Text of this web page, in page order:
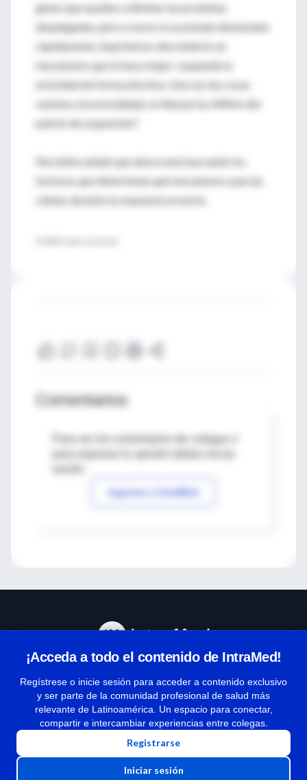
genes que ayuden a eliminar las proteínas
desplegadas, pero a veces se acumulan demasiado
rápidamente. Aquí hemos descubierto un
mecanismo que lo hace mejor: suspende la
actividad de forma efectiva. Una vez las cosas
vuelven a la normalidad, se liberan los ARNm del
patrón de suspensión".
Nicchitta señaló que ahora está buscando los
factores que determinan qué mecanismo usan las
células durante la respuesta al estrés.
Comentarios
Para ver los comentarios de colegas o
Ingresar a IntraMed
¡Acceda a todo el contenido de IntraMed!
Regístrese o inicie sesión para acceder a contenido exclusivo
y ser parte de la comunidad profesional de salud más
relevante de Latinoamérica. Un espacio para conectar,
compartir e intercambiar experiencias entre colegas.
Registrarse
Iniciar sesión
Términos y condiciones
| Políticas de privacidad
| Todos los derechos reservados | Copyright 1997-2026